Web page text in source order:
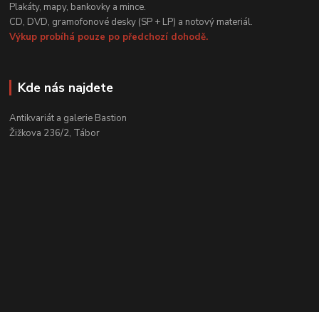
Plakáty, mapy, bankovky a mince.
CD, DVD, gramofonové desky (SP + LP) a notový materiál.
Výkup probíhá pouze po předchozí dohodě.
Kde nás najdete
Antikvariát a galerie Bastion
Žižkova 236/2, Tábor